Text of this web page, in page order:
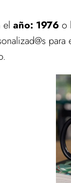
el año: 1976 o